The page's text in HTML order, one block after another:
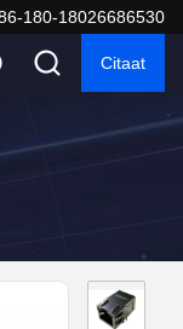
180-18026686530
Citaat